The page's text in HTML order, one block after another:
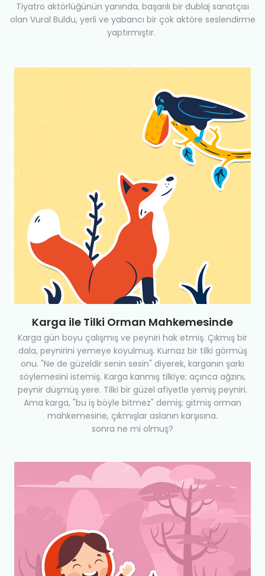
Tiyatro aktörlüğünün yanında, başarılı bir dublaj sanatçısı
olan Vural Buldu, yerli ve yabancı bir çok aktöre seslendirme
yaptırmıştır.
Karga ile Tilki Orman Mahkemesinde
Karga gün boyu çalışmış ve peyniri hak etmiş. Çıkmış bir
dala, peynirini yemeye koyulmuş. Kurnaz bir tilki görmüş
onu. "Ne de güzeldir senin sesin" diyerek, karganın şarkı
söylemesini istemiş. Karga kanmış tilkiye; açınca ağzını,
peynir düşmüş yere. Tilki bir güzel afiyetle yemiş peyniri.
Ama karga, "bu iş böyle bitmez" demiş; gitmiş orman
mahkemesine, çıkmışlar aslanın karşısına.
sonra ne mi olmuş?